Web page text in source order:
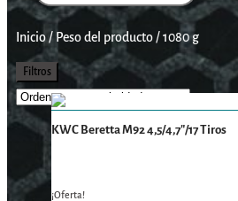
Inicio/ Peso del producto /1080 g
Filtros
KWC Beretta M92 4,5/4,7″/17 Tiros
¡Oferta!